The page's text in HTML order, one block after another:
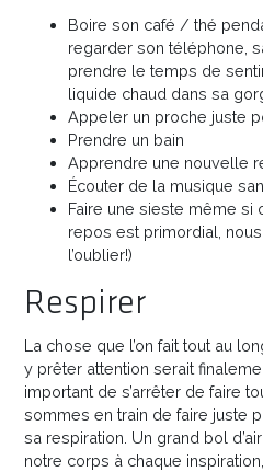
Boire son café / thé
regarder son téléphone,
prendre le temps de
liquide chaud dans sa
Appeler un proche juste
Prendre un bain
Apprendre une nouvelle
Écouter de la musique
Faire une sieste même si
repos est primordial,
l’oublier!)
Respirer
La chose que l’on fait tout au
y prêter attention serait
important de s’arrêter de faire
sommes en train de faire juste
sa respiration. Un grand bol
notre corps à chaque